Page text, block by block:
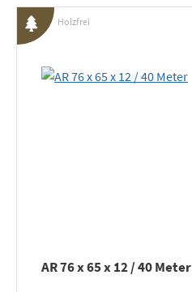
Holzfrei
AR 76 x 65 x 12 / 40 Meter